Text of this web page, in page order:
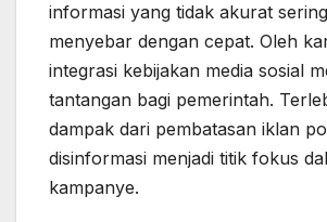
informasi yang tidak akurat
menyebar dengan cepat. Oleh
integrasi kebijakan media sosial
tantangan bagi pemerintah.
dampak dari pembatasan iklan
disinformasi menjadi titik fokus
kampanye.